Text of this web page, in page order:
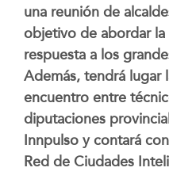
una reunión de
objetivo de abordar
respuesta a los
Además, tendrá lugar
encuentro entre
diputaciones
Innpulso y contará
Red de Ciudades